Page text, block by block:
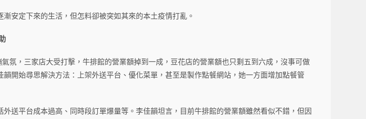
安定下來的生活，但怎料卻被突如其來的本土疫情打亂。
氛，三家店大受打擊，牛排館的營業額掉到一成，豆花店的營業額也只剩五到六成，沒事可做
開始尋思解決方法：上架外送平台、優化菜單，甚至是製作點餐網站，她一方面增加點餐管
送平台成本過高、同時段訂單爆量等。李佳韻坦言，目前牛排館的營業額雖然看似不錯，但因